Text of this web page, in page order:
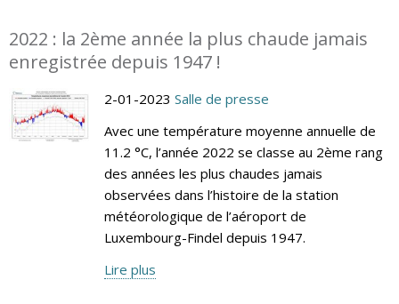
2022 : la 2ème année la plus chaude jamais
enregistrée depuis 1947 !
2-01-2023 Salle de presse
Avec une température moyenne annuelle de
11.2 °C, l’année 2022 se classe au 2ème rang
des années les plus chaudes jamais
observées dans l’histoire de la station
météorologique de l’aéroport de
Luxembourg-Findel depuis 1947.
Lire plus